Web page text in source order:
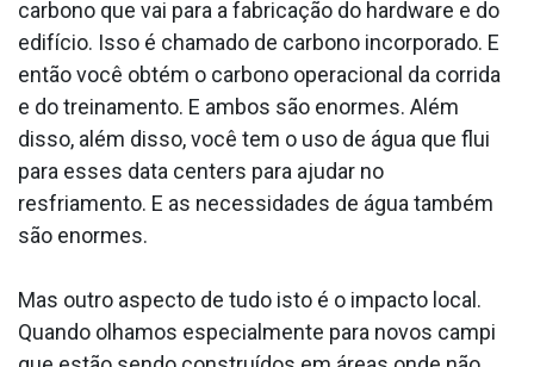
carbono que vai para a fabricação do hardware e do
edifício. Isso é chamado de carbono incorporado. E
então você obtém o carbono operacional da corrida
e do treinamento. E ambos são enormes. Além
disso, além disso, você tem o uso de água que flui
para esses data centers para ajudar no
resfriamento. E as necessidades de água também
são enormes.
Mas outro aspecto de tudo isto é o impacto local.
Quando olhamos especialmente para novos campi